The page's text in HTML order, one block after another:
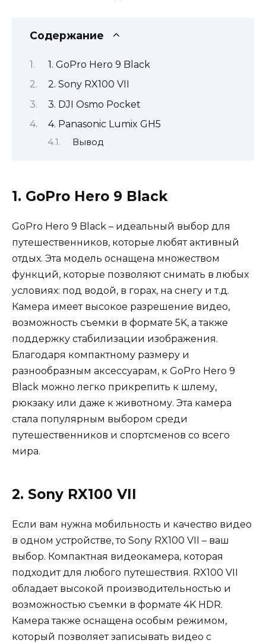
Содержание
1. GoPro Hero 9 Black
2. Sony RX100 VII
3. DJI Osmo Pocket
4. Panasonic Lumix GH5
Вывод
1. GoPro Hero 9 Black
GoPro Hero 9 Black – идеальный выбор для
путешественников, которые любят активный
отдых. Эта модель оснащена множеством
функций, которые позволяют снимать в любых
условиях: под водой, в горах, на снегу и т.д.
Камера имеет высокое разрешение видео,
возможность съемки в формате 5K, а также
поддержку стабилизации изображения.
Благодаря компактному размеру и
разнообразным аксессуарам, к GoPro Hero 9
Black можно легко прикрепить к шлему,
рюкзаку или даже к животному. Эта камера
стала популярным выбором среди
путешественников и спортсменов со всего
мира.
2. Sony RX100 VII
Если вам нужна мобильность и качество видео
в одном устройстве, то Sony RX100 VII – ваш
выбор. Компактная видеокамера, которая
подходит для любого путешествия. RX100 VII
обладает высокой производительностью и
возможностью съемки в формате 4K HDR.
Камера также оснащена особым режимом,
который позволяет записывать видео с